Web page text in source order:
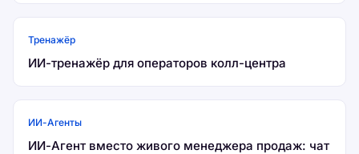
Тренажёр
ИИ-тренажёр для операторов колл-центра
ИИ-Агенты
ИИ-Агент вместо живого менеджера продаж: чат